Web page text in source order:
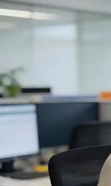
Personalizado,
para Óleo em